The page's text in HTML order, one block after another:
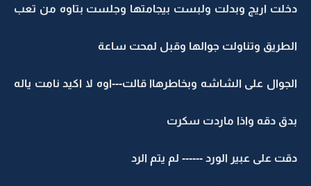
دخلت اريج وبدلت ولبست بيجامتها وجلست بتاوه من تعب
الطريق وتناولت جوالها وقبل لمحت ساعة
الجوال على الشاشه وبخاطرهاا قالت---اوه لا اكيد نامت ياله
بدق دقه واذا ماردت سكرت
دقت على عبير الورد ------ لم يتم الرد